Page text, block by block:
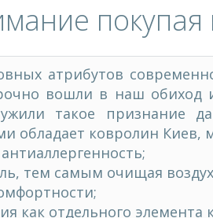
покупая
атрибутов
вошли в наш обиход
такое признание
ковролин Киев,
тем самым очищая
как отдельного элемента